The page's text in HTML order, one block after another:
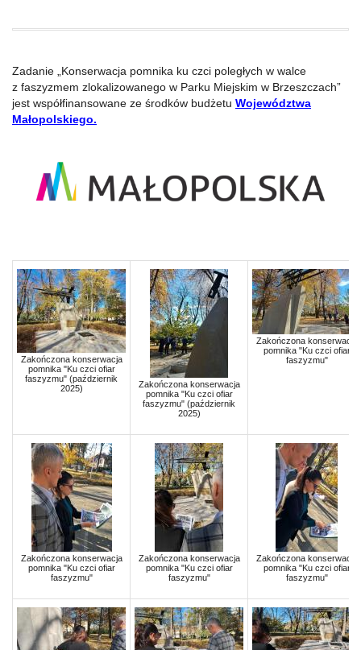
Zadanie „Konserwacja pomnika ku czci poległych w walce
z faszyzmem zlokalizowanego w Parku Miejskim w Brzeszczach”
jest współfinansowane ze środków budżetu Województwa
Małopolskiego.
Zakończona konserwacja
pomnika "Ku czci ofiar
faszyzmu" (październik
2025)
Zakończona konserwacja
pomnika "Ku czci ofiar
faszyzmu" (październik
2025)
Zakończona konserwacja
pomnika "Ku czci ofiar
faszyzmu"
Zakończona konserwacja
pomnika "Ku czci ofiar
faszyzmu"
Zakończona konserwacja
pomnika "Ku czci ofiar
faszyzmu"
Zakończona konserwacja
pomnika "Ku czci ofiar
faszyzmu"